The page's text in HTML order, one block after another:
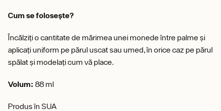
Cum se folosește?
Încălziți o cantitate de mărimea unei monede între palme și
aplicați uniform pe părul uscat sau umed, în orice caz pe părul
spălat și modelați cum vă place.
Volum: 88 ml
Produs în SUA